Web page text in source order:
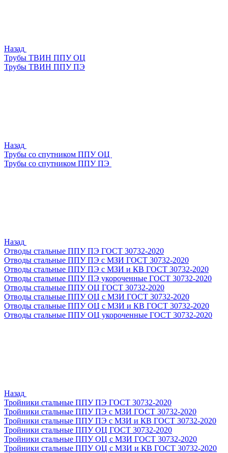
Назад
Трубы ТВИН ППУ ОЦ
Трубы ТВИН ППУ ПЭ
Назад
Трубы со спутником ППУ ОЦ
Трубы со спутником ППУ ПЭ
Назад
Отводы стальные ППУ ПЭ ГОСТ 30732-2020
Отводы стальные ППУ ПЭ с МЗИ ГОСТ 30732-2020
Отводы стальные ППУ ПЭ с МЗИ и КВ ГОСТ 30732-2020
Отводы стальные ППУ ПЭ укороченные ГОСТ 30732-2020
Отводы стальные ППУ ОЦ ГОСТ 30732-2020
Отводы стальные ППУ ОЦ с МЗИ ГОСТ 30732-2020
Отводы стальные ППУ ОЦ с МЗИ и КВ ГОСТ 30732-2020
Отводы стальные ППУ ОЦ укороченные ГОСТ 30732-2020
Назад
Тройники стальные ППУ ПЭ ГОСТ 30732-2020
Тройники стальные ППУ ПЭ с МЗИ ГОСТ 30732-2020
Тройники стальные ППУ ПЭ с МЗИ и КВ ГОСТ 30732-2020
Тройники стальные ППУ ОЦ ГОСТ 30732-2020
Тройники стальные ППУ ОЦ с МЗИ ГОСТ 30732-2020
Тройники стальные ППУ ОЦ с МЗИ и КВ ГОСТ 30732-2020